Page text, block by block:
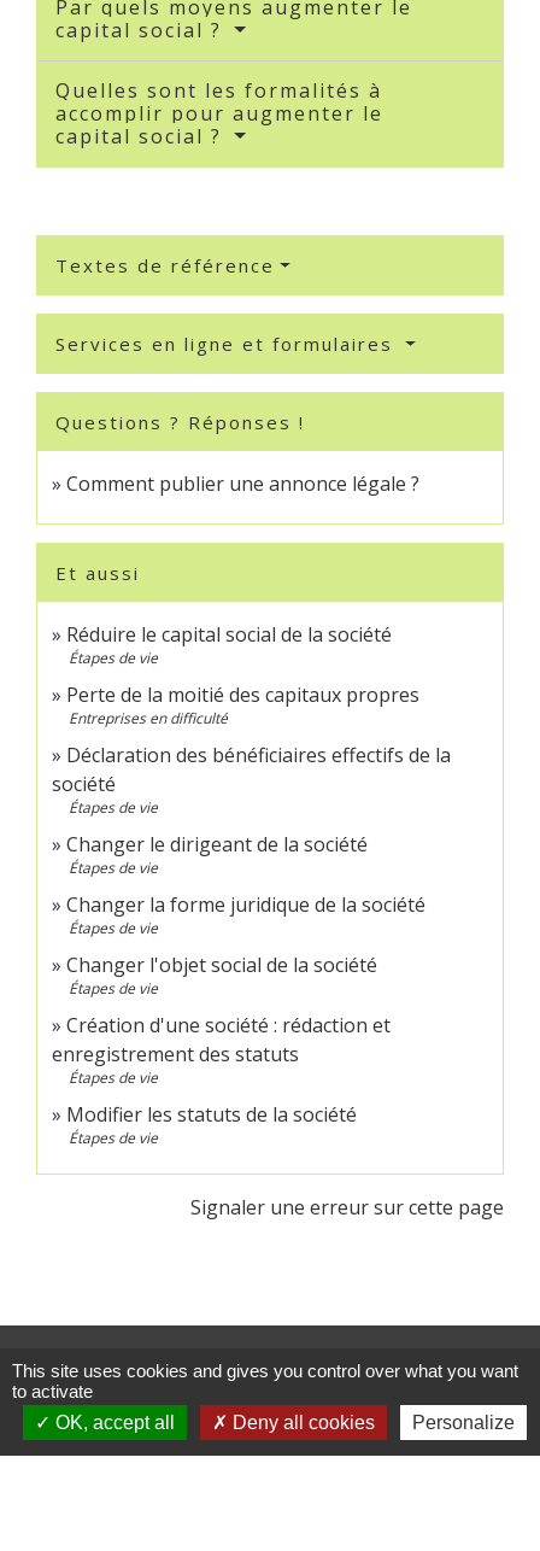
Par quels moyens augmenter le
capital social ?
Quelles sont les formalités à
accomplir pour augmenter le
capital social ?
Textes de référence
Services en ligne et formulaires
Questions ? Réponses !
Comment publier une annonce légale ?
Et aussi
Réduire le capital social de la société
Étapes de vie
Perte de la moitié des capitaux propres
Entreprises en difficulté
Déclaration des bénéficiaires effectifs de la
société
Étapes de vie
Changer le dirigeant de la société
Étapes de vie
Changer la forme juridique de la société
Étapes de vie
Changer l'objet social de la société
Étapes de vie
Création d'une société : rédaction et
enregistrement des statuts
Étapes de vie
Modifier les statuts de la société
Étapes de vie
Signaler une erreur sur cette page
Contacts
45 Place Abbé Royer
56580 Crédin - FRANCE
This site uses cookies and gives you control over what you want
to activate
OK, accept all
Deny all cookies Personalize